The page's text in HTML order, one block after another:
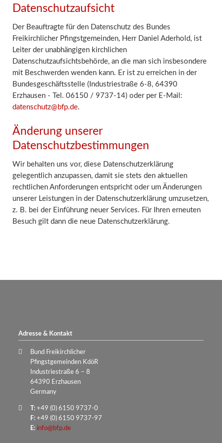
Datenschutzaufsicht
Der Beauftragte für den Datenschutz des Bundes
Freikirchlicher Pfingstgemeinden, Herr Daniel Aderhold, ist
Leiter der unabhängigen kirchlichen
Datenschutzaufsichtsbehörde, an die man sich insbesondere
mit Beschwerden wenden kann. Er ist zu erreichen in der
Bundesgeschäftsstelle (Industriestraße 6-8, 64390
Erzhausen - Tel. 06150 / 9737-14) oder per E-Mail:
datenschutz@bfp.de.
Änderung unserer
Datenschutzbestimmungen
Wir behalten uns vor, diese Datenschutzerklärung
gelegentlich anzupassen, damit sie stets den aktuellen
rechtlichen Anforderungen entspricht oder um Änderungen
unserer Leistungen in der Datenschutzerklärung umzusetzen,
z. B. bei der Einführung neuer Services. Für Ihren erneuten
Besuch gilt dann die neue Datenschutzerklärung.
Adresse & Kontakt
Bund Freikirchlicher
Pfingstgemeinden KdöR
Industriestraße 6 – 8
64390 Erzhausen
Germany
T: +49 (0) 6150 9737-0
F: +49 (0) 6150 9737-97
E: info@bfp.de